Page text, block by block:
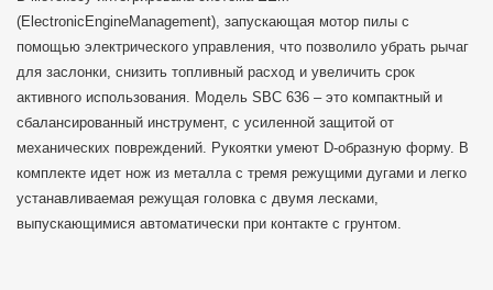
(ElectronicEngineManagement), запускающая мотор пилы с
помощью электрического управления, что позволило убрать рычаг
для заслонки, снизить топливный расход и увеличить срок
активного использования. Модель SBC 636 – это компактный и
сбалансированный инструмент, с усиленной защитой от
механических повреждений. Рукоятки умеют D-образную форму. В
комплекте идет нож из металла с тремя режущими дугами и легко
устанавливаемая режущая головка с двумя лесками,
выпускающимися автоматически при контакте с грунтом.